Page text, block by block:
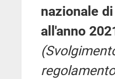
nazionale
all'anno